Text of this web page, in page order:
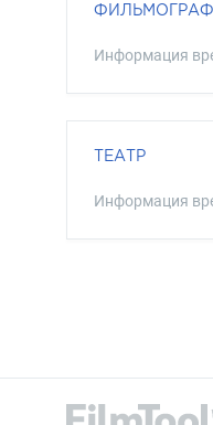
Информация
ТЕАТР
Информация